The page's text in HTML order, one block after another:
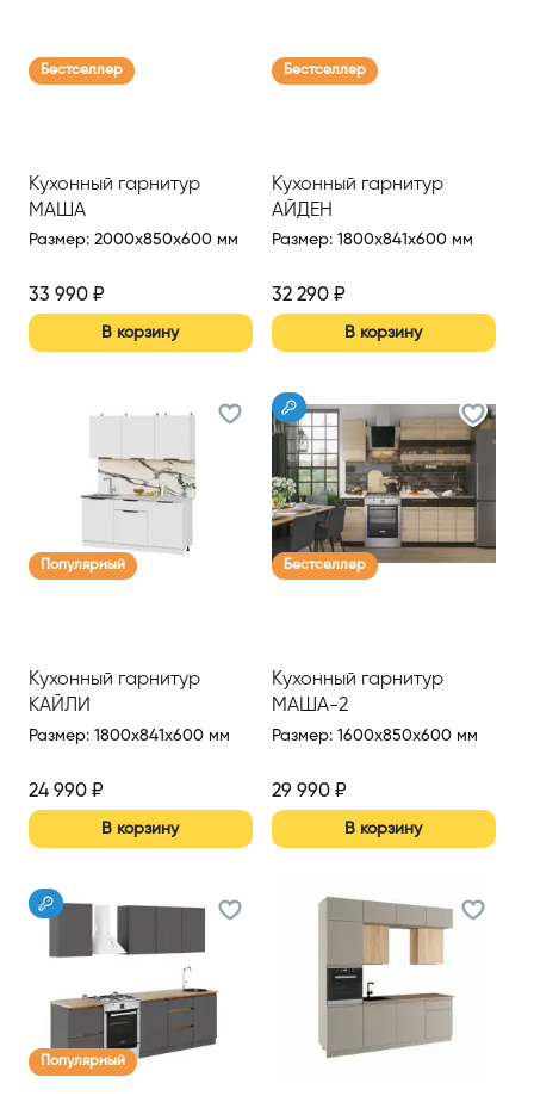
Бестселлер
Кухонный гарнитур
МАША
Размер: 2000x850x600 мм
33 990 ₽
В корзину
Бестселлер
Кухонный гарнитур
АЙДЕН
Размер: 1800x841x600 мм
32 290₽
В корзину
Популярный
Кухонный гарнитур
КАЙЛИ
Размер: 1800x841x600 мм
24 990 ₽
В корзину
Бестселлер
Кухонный гарнитур
МАША-2
Размер: 1600x850x600 мм
29 990₽
В корзину
Популярный